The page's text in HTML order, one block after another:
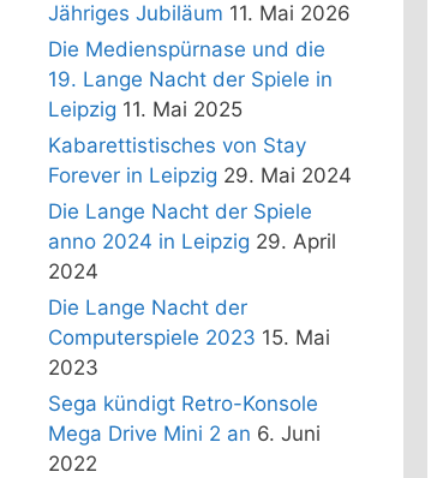
Jähriges Jubiläum 11. Mai 2026
Die Medienspürnase und die
19. Lange Nacht der Spiele in
Leipzig 11. Mai 2025
Kabarettistisches von Stay
Forever in Leipzig 29. Mai 2024
Die Lange Nacht der Spiele
anno 2024 in Leipzig 29. April
2024
Die Lange Nacht der
Computerspiele 2023 15. Mai
2023
Sega kündigt Retro-Konsole
Mega Drive Mini 2 an 6. Juni
2022